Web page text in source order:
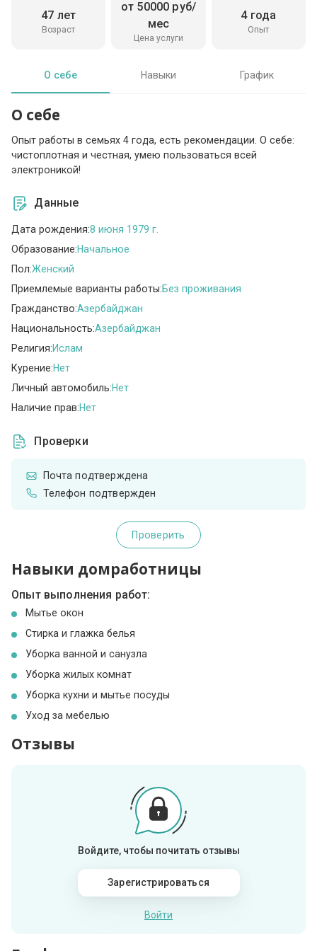
Возраст
47 лет
Цена услуги
от 50000 руб/
мес
Опыт
4 года
О себе Навыки График
О себе
Опыт работы в семьях 4 года, есть рекомендации. О себе:
чистоплотная и честная, умею пользоваться всей
электроникой!
Данные
Дата рождения:8 июня 1979 г.
Образование:Начальное
Пол:Женский
Приемлемые варианты работы:Без проживания
Гражданство:Азербайджан
Национальность:Азербайджан
Религия:Ислам
Курение:Нет
Личный автомобиль:Нет
Наличие прав:Нет
Проверки
Почта подтверждена
Телефон подтвержден
Проверить
Навыки домработницы
Опыт выполнения работ:
Мытье окон
Стирка и глажка белья
Уборка ванной и санузла
Уборка жилых комнат
Уборка кухни и мытье посуды
Уход за мебелью
Отзывы
Войдите, чтобы почитать отзывы
Зарегистрироваться
Войти